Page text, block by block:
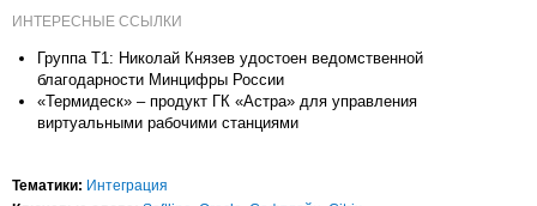
ИНТЕРЕСНЫЕ ССЫЛКИ
Группа Т1: Николай Князев удостоен ведомственной
благодарности Минцифры России
«Термидеск» – продукт ГК «Астра» для управления
виртуальными рабочими станциями
Тематики: Интеграция